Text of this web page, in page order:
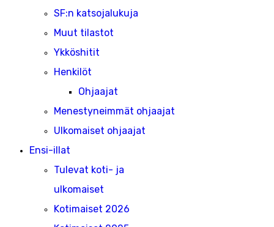
SF:n katsojalukuja
Muut tilastot
Ykköshitit
Henkilöt
Ohjaajat
Menestyneimmät ohjaajat
Ulkomaiset ohjaajat
Ensi-illat
Tulevat koti- ja
ulkomaiset
Kotimaiset 2026